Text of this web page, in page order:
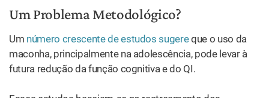
Um Problema Metodológico?
Um número crescente de estudos sugereque o uso da
maconha, principalmente na adolescência, pode levar à
futura redução da função cognitiva e do QI.